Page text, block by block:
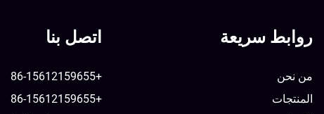
روابط سريعة
من نحن
المنتجات
اتصل بنا
+86-15612159655
+86-15612159655